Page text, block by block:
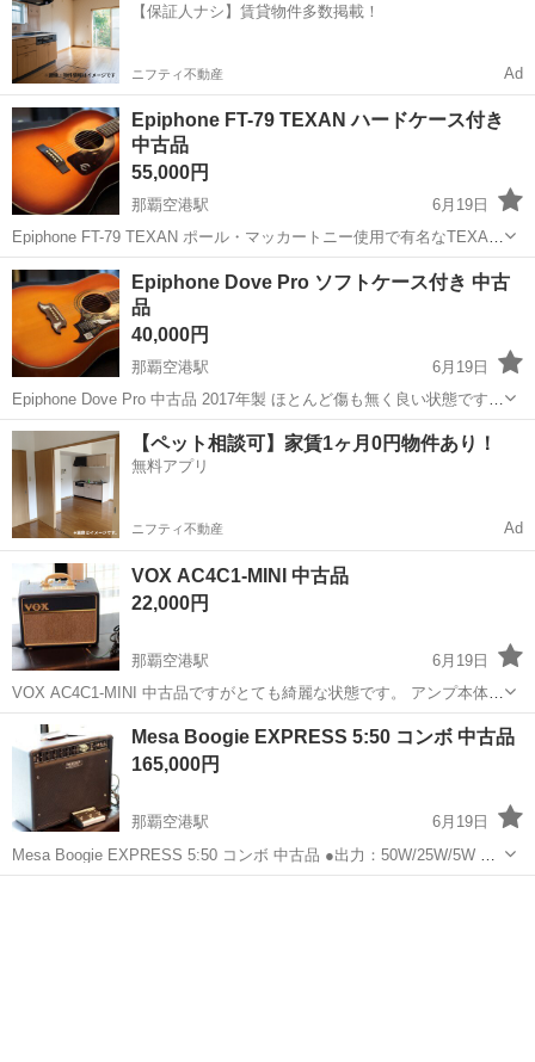
【保証人ナシ】賃貸物件多数掲載！
ニフティ不動産 Ad
Epiphone FT-79 TEXAN ハードケース付き
中古品
55,000円
那覇空港駅
6月19日
Epiphone FT-79 TEXAN ポール・マッカートニー使用で有名なTEXAN
の廉価版。 ボディトップ： スプルース ボディサイド・バック： マ
ホガニー ネック： マホガニー 指板： ローズウッド ...
沖縄 中頭郡 弦楽器、ギター Epiphone
Epiphone Dove Pro ソフトケース付き 中古
品
40,000円
那覇空港駅
6月19日
Epiphone Dove Pro 中古品 2017年製 ほとんど傷も無く良い状態です。
Fishman製のピックアップ＆プリアンプ搭載 付属品 本体、純正ソフト
ケース、説明書、トラスロッドレンチ B...
沖縄 中頭郡 那覇空港駅 弦楽器、ギター Epiphone
【ペット相談可】家賃1ヶ月0円物件あり！
無料アプリ
ニフティ不動産 Ad
VOX AC4C1-MINI 中古品
22,000円
那覇空港駅
6月19日
VOX AC4C1-MINI 中古品ですがとても綺麗な状態です。 アンプ本体、
電源ケーブル（元箱なし） 取りに来ていただける方にお譲りいたしま
す。 （北谷町 13時～20時の間）
沖縄
Mesa Boogie EXPRESS 5:50 コンボ 中古品
165,000円
那覇空港駅
6月19日
Mesa Boogie EXPRESS 5:50 コンボ 中古品 ●出力：50W/25W/5W ●
チャンネル数：2 ●コントロール：GAIN、TREBLE、MID、BASS、